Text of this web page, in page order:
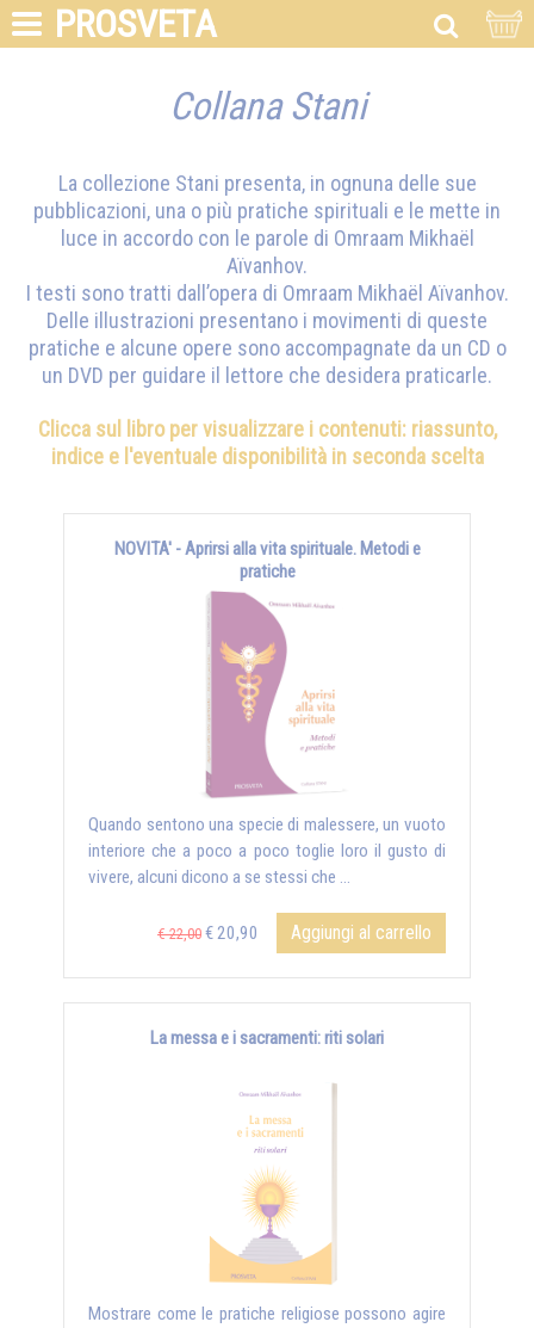
PROSVETA
Collana Stani
La collezione Stani presenta, in ognuna delle sue
pubblicazioni, una o più pratiche spirituali e le mette in
luce in accordo con le parole di Omraam Mikhaël
Aïvanhov.
I testi sono tratti dall’opera di Omraam Mikhaël Aïvanhov.
Delle illustrazioni presentano i movimenti di queste
pratiche e alcune opere sono accompagnate da un CD o
un DVD per guidare il lettore che desidera praticarle.
Clicca sul libro per visualizzare i contenuti: riassunto,
indice e l'eventuale disponibilità in seconda scelta
NOVITA' - Aprirsi alla vita spirituale. Metodi e
pratiche
Quando sentono una specie di malessere, un vuoto
interiore che a poco a poco toglie loro il gusto di
vivere, alcuni dicono a se stessi che …
€ 22,00 € 20,90 Aggiungi al carrello
La messa e i sacramenti: riti solari
Mostrare come le pratiche religiose possono agire